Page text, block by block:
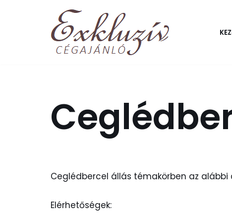
Ceglédbercel állás témakörben az
Elérhetőségek: